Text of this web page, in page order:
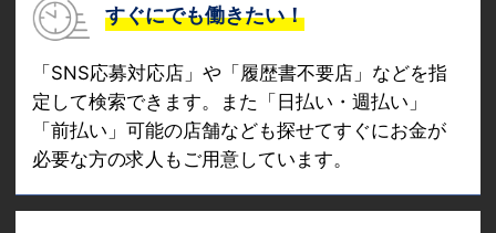
すぐにでも働きたい！
「SNS応募対応店」や「履歴書不要店」などを指
定して検索できます。また「日払い・週払い」
「前払い」可能の店舗なども探せてすぐにお金が
必要な方の求人もご用意しています。